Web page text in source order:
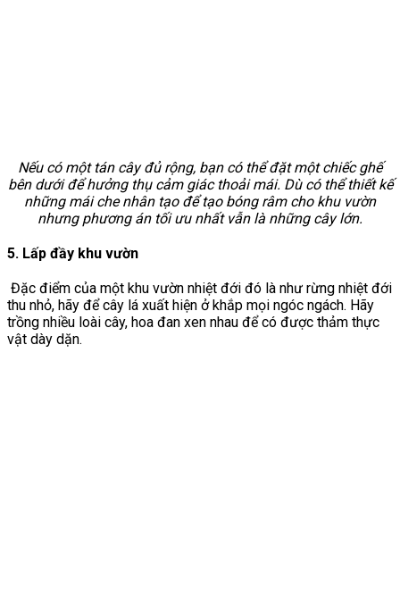
Nếu có một tán cây đủ rộng, bạn có thể đặt một chiếc ghế
bên dưới để hưởng thụ cảm giác thoải mái. Dù có thể thiết kế
những mái che nhân tạo để tạo bóng râm cho khu vườn
nhưng phương án tối ưu nhất vẫn là những cây lớn.
5. Lấp đầy khu vườn
Đặc điểm của một khu vườn nhiệt đới đó là như rừng nhiệt đới
thu nhỏ, hãy để cây lá xuất hiện ở khắp mọi ngóc ngách. Hãy
trồng nhiều loài cây, hoa đan xen nhau để có được thảm thực
vật dày dặn.